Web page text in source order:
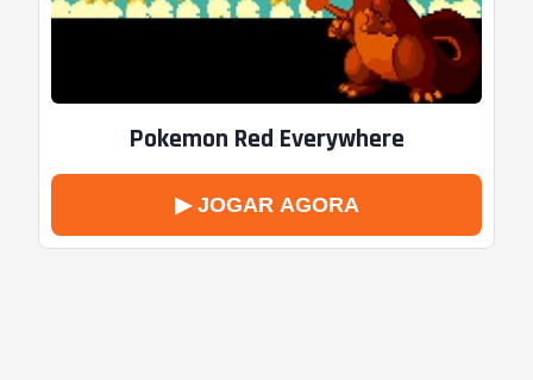
Pokemon Red Everywhere
▶ JOGAR AGORA